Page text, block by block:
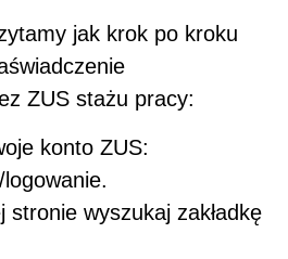
jak krok po kroku
ZUS stażu pracy:
konto ZUS:
stronie wyszukaj zakładkę